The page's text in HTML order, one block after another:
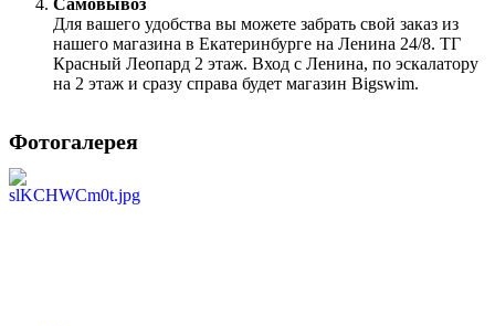
Самовывоз
Для вашего удобства вы можете забрать свой заказ из
нашего магазина в Екатеринбурге на Ленина 24/8. ТГ
Красный Леопард 2 этаж. Вход с Ленина, по эскалатору
на 2 этаж и сразу справа будет магазин Bigswim.
Фотогалерея